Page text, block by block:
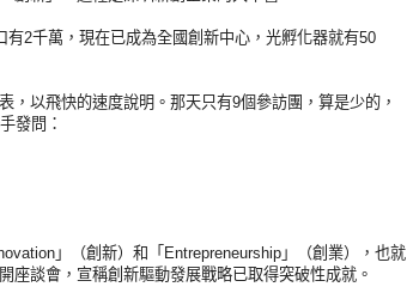
有2千萬，現在已成為全國創新中心，光孵化器就有50
，以飛快的速度說明。那天只有9個參訪團，算是少的，
發問：
」（創新）和「Entrepreneurship」（創業），也就
座談會，宣稱創新驅動發展戰略已取得突破性成就。